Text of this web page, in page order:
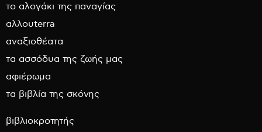
το αλογάκι της παναγίας
αλλουterra
αναξιοθέατα
τα ασσόδυα της ζωής μας
αφιέρωμα
τα βιβλία της σκόνης
βιβλιοκροτητής